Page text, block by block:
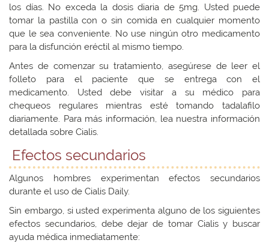
los días. No exceda la dosis diaria de 5mg. Usted puede
tomar la pastilla con o sin comida en cualquier momento
que le sea conveniente. No use ningún otro medicamento
para la disfunción eréctil al mismo tiempo.
Antes de comenzar su tratamiento, asegúrese de leer el
folleto para el paciente que se entrega con el
medicamento. Usted debe visitar a su médico para
chequeos regulares mientras esté tomando tadalafilo
diariamente. Para más información, lea nuestra información
detallada sobre Cialis.
Efectos secundarios
Algunos hombres experimentan efectos secundarios
durante el uso de Cialis Daily.
Sin embargo, si usted experimenta alguno de los siguientes
efectos secundarios, debe dejar de tomar Cialis y buscar
ayuda médica inmediatamente: